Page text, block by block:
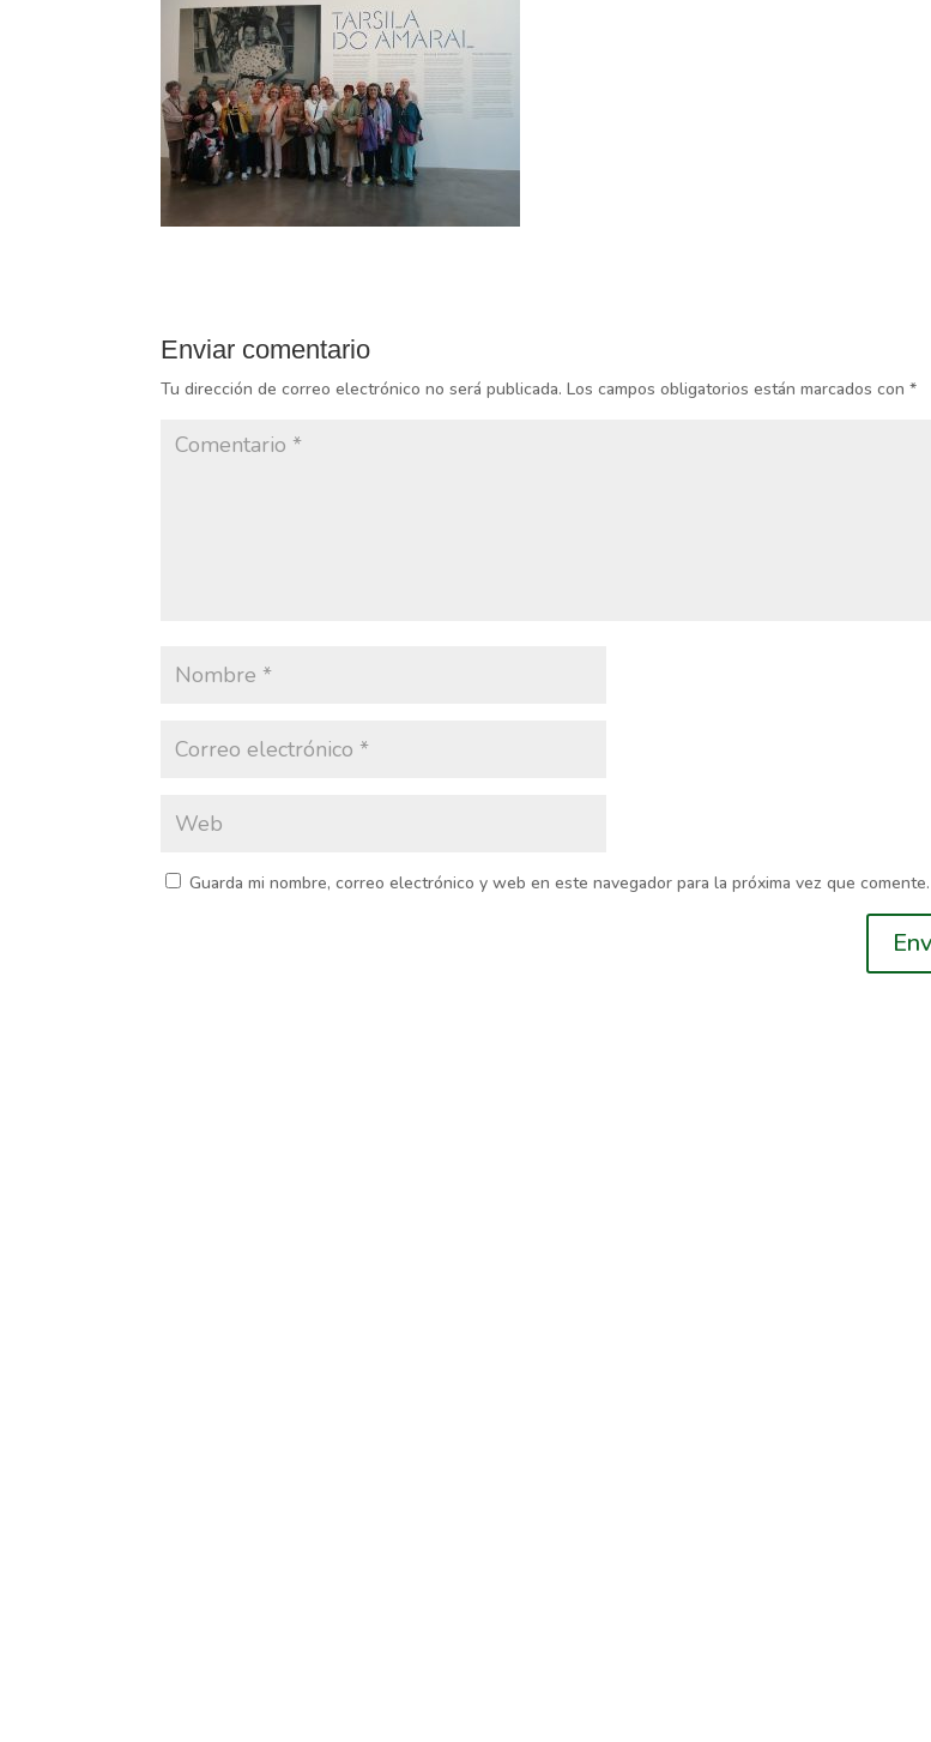
Enviar comentario
Tu dirección de correo electrónico no será publicada. Los campos obligatorios están marcados con*
Guarda mi nombre, correo electrónico y web en este navegador para la próxima vez que comente.